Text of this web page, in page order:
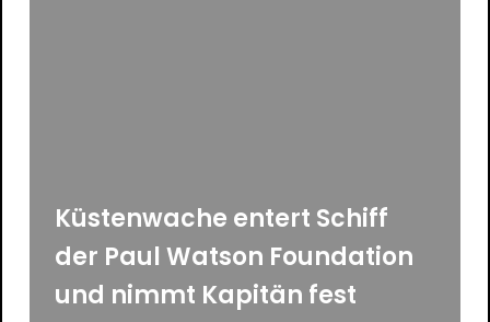
Küstenwache entert Schiff
der Paul Watson Foundation
und nimmt Kapitän fest